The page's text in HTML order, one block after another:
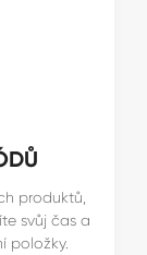
produktů,
svůj čas a
položky.